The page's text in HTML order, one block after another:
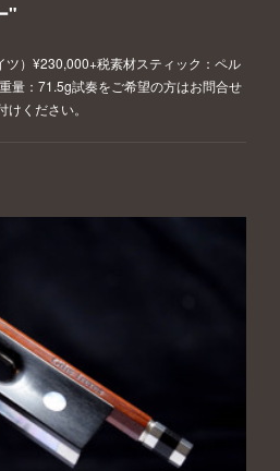
"
ツ）¥230,000+税素材スティック：ペル
量：71.5g試奏をご希望の方はお問合せ
ください。